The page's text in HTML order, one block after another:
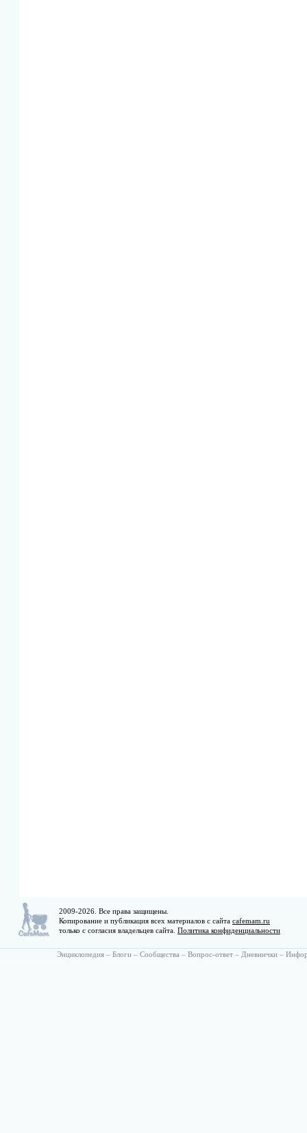
2009-2026. Все права защищены.
Копирование и публикация всех материалов с сайта cafemam.ru
только с согласия владельцев сайта. Политика конфиденциальности
Энциклопедия – Блоги – Сообщества – Вопрос-ответ – Дневнички –